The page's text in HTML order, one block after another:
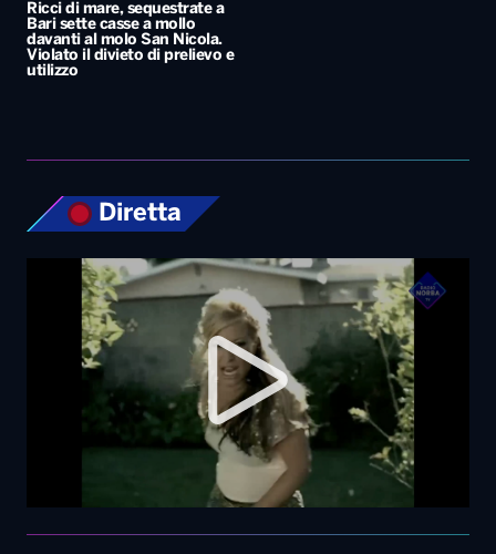
Ricci di mare, sequestrate a
Bari sette casse a mollo
davanti al molo San Nicola.
Violato il divieto di prelievo e
utilizzo
Diretta